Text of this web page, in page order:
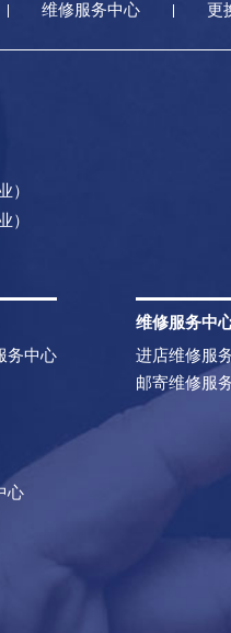
维修服务中心 更
）
）
务中心
心
维修服务中
进店维修服
邮寄维修服